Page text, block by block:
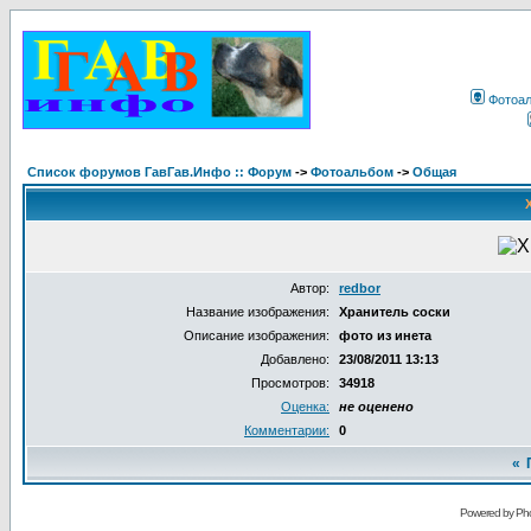
Список форумов ГавГав.Инфо :: Форум -> Фотоальбом -> Общая
Автор:
redbor
Название изображения:
Хранитель соски
Описание изображения:
фото из инета
Добавлено:
23/08/2011 13:13
Просмотров:
34918
Оценка:
не оценено
Комментарии:
0
«
Powered by